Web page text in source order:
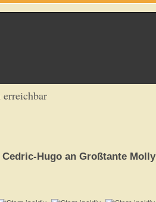
Hugo an Großtante Molly